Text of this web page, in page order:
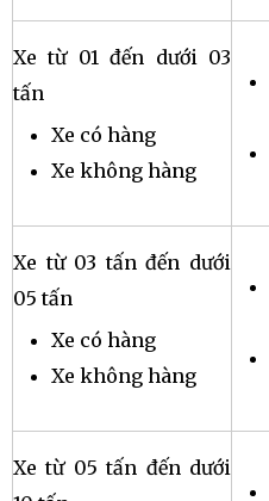
Xe từ 01 đến dưới 03
tấn
Xe có hàng
Xe không hàng
Xe từ 03 tấn đến dưới
05 tấn
Xe có hàng
Xe không hàng
Xe từ 05 tấn đến dưới